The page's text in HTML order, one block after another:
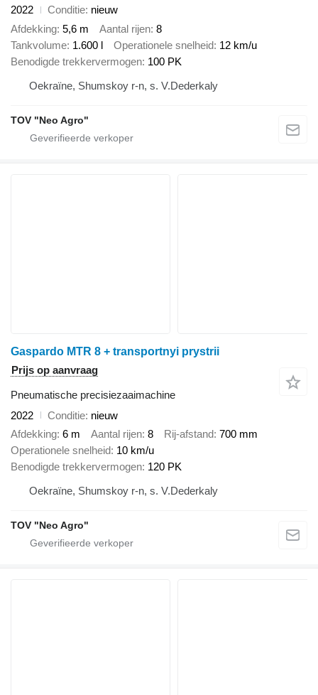
2022
Conditie nieuw
Afdekking 5,6 m Aantal rijen 8
Tankvolume 1.600 l Operationele snelheid 12 km/u
Benodigde trekkervermogen 100 PK
Oekraïne, Shumskoy r-n, s. V.Dederkaly
TOV "Neo Agro"
Gaspardo MTR 8 + transportnyi prystrii
Prijs op aanvraag
Pneumatische precisiezaaimachine
2022
Conditie nieuw
Afdekking 6 m Aantal rijen 8 Rij-afstand 700 mm
Operationele snelheid 10 km/u
Benodigde trekkervermogen 120 PK
Oekraïne, Shumskoy r-n, s. V.Dederkaly
TOV "Neo Agro"